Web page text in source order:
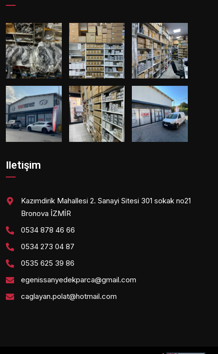
İletişim
Kazımdirik Mahallesi 2. Sanayi Sitesi 301 sokak no21
Bronova İZMİR
0534 878 46 66
0534 273 04 87
0535 625 39 86
egenissanyedekparca@gmail.com
caglayan.polat@hotmail.com